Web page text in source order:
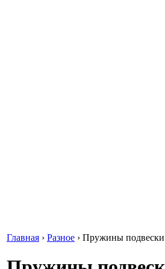
Главная › Разное › Пружины